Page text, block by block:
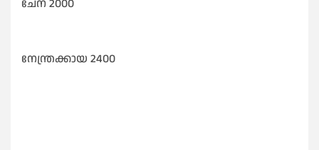
ചേന 2000
നേന്ത്രക്കായ 2400